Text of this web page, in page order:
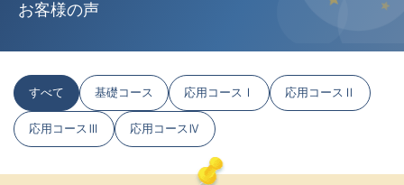
お客様の声
すべて 基礎コース 応用コースⅠ 応用コースⅡ
応用コースⅢ 応用コースⅣ